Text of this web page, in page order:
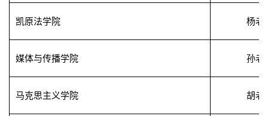
凯原法学院 杨老
媒体与传播学院 孙老
马克思主义学院 胡老